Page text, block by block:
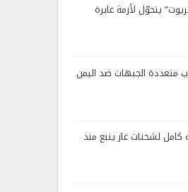
يتحوّل لأزمة عابرة
الجبهات ضد اليمن
لشحنات غاز ينبع منذ